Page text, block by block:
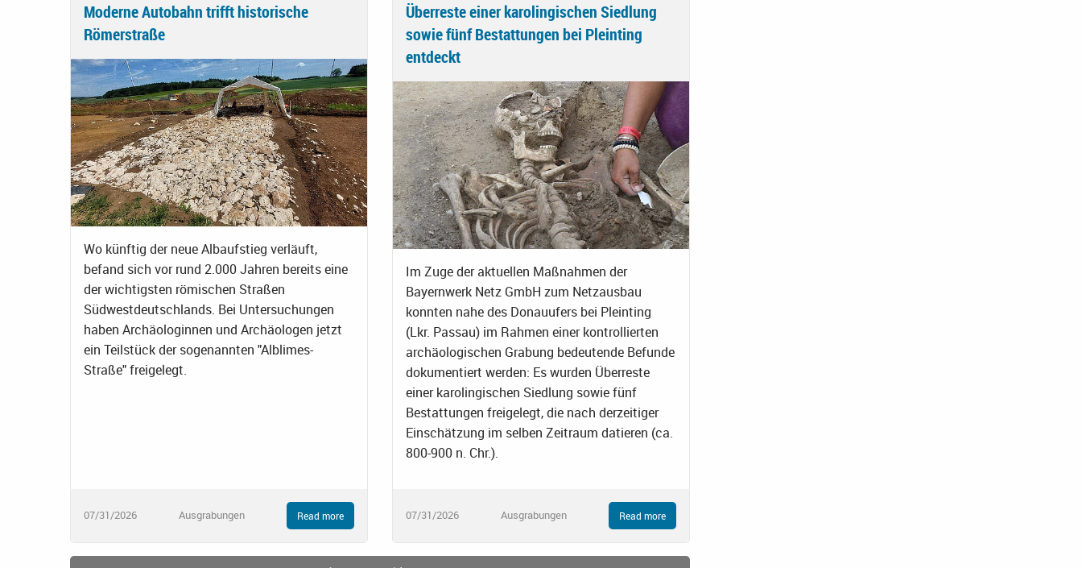
Moderne Autobahn trifft historische
Römerstraße
Wo künftig der neue Albaufstieg verläuft,
befand sich vor rund 2.000 Jahren bereits eine
der wichtigsten römischen Straßen
Südwestdeutschlands. Bei Untersuchungen
haben Archäologinnen und Archäologen jetzt
ein Teilstück der sogenannten "Alblimes-
Straße" freigelegt.
07/31/2026 Ausgrabungen Read more
Überreste einer karolingischen Siedlung
sowie fünf Bestattungen bei Pleinting
entdeckt
Im Zuge der aktuellen Maßnahmen der
Bayernwerk Netz GmbH zum Netzausbau
konnten nahe des Donauufers bei Pleinting
(Lkr. Passau) im Rahmen einer kontrollierten
archäologischen Grabung bedeutende Befunde
dokumentiert werden: Es wurden Überreste
einer karolingischen Siedlung sowie fünf
Bestattungen freigelegt, die nach derzeitiger
Einschätzung im selben Zeitraum datieren (ca.
800-900 n. Chr.).
07/31/2026 Ausgrabungen Read more